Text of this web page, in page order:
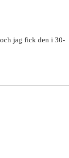
jag fick den i 30-